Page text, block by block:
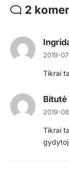
2
2019-
Tikrai
Bitutė
2019-
Tikrai